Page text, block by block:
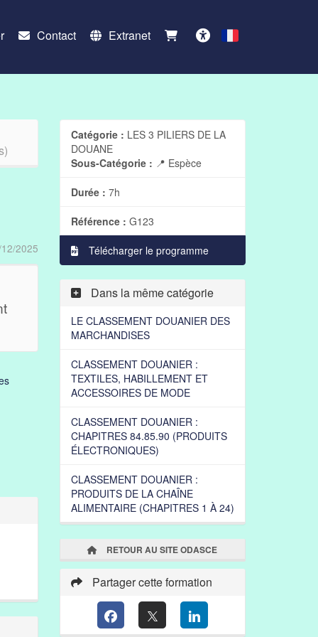
Contact
Extranet
Français
2025
Catégorie : LES 3 PILIERS DE LA
DOUANE
Sous-Catégorie : 📍 Espèce
Durée : 7h
Référence : G123
Télécharger le programme
Dans la même catégorie
LE CLASSEMENT DOUANIER DES
MARCHANDISES
CLASSEMENT DOUANIER :
TEXTILES, HABILLEMENT ET
ACCESSOIRES DE MODE
CLASSEMENT DOUANIER :
CHAPITRES 84.85.90 (PRODUITS
ÉLECTRONIQUES)
CLASSEMENT DOUANIER :
PRODUITS DE LA CHAÎNE
ALIMENTAIRE (CHAPITRES 1 À 24)
RETOUR AU SITE ODASCE
Partager cette formation